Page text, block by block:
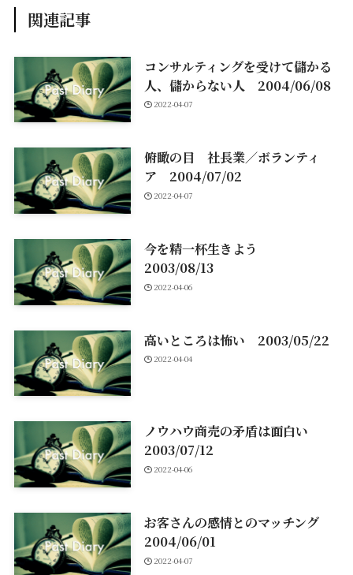
関連記事
コンサルティングを受けて儲かる
人、儲からない人 2004/06/08
2022-04-07
俯瞰の目 社長業／ボランティ
ア 2004/07/02
2022-04-07
今を精一杯生きよう
2003/08/13
2022-04-06
高いところは怖い 2003/05/22
2022-04-04
ノウハウ商売の矛盾は面白い
2003/07/12
2022-04-06
お客さんの感情とのマッチング
2004/06/01
2022-04-07